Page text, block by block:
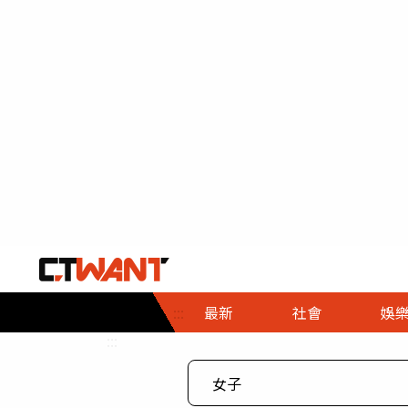
::: 最新 社會
社會首頁
時事
娛樂
娛樂首頁
即時
專題
財經首頁
熱線
３Ｃ
政